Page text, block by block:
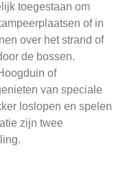
toegestaan om
of in
over het strand of
de bossen.
of
van speciale
loslopen en spelen
zijn twee